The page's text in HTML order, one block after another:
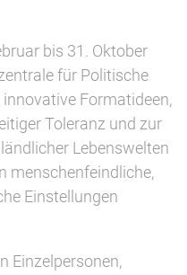
bis 31. Oktober
für Politische
Formatideen,
Toleranz und zur
Lebenswelten
menschenfeindliche,
Einstellungen
Einzelpersonen,